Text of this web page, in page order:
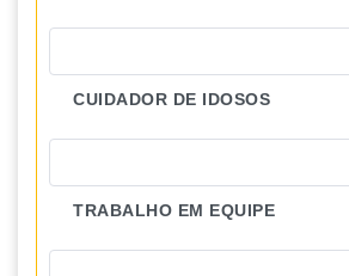
CUIDADOR DE IDOSOS
TRABALHO EM EQUIPE